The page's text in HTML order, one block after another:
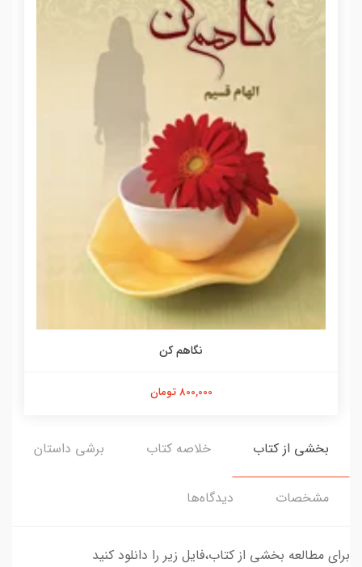
نگاهم کن
800,000 تومان
بخشی از کتاب خلاصه کتاب برشی داستان
مشخصات دیدگاه‌ها
برای مطالعه بخشی از کتاب،فایل زیر را دانلود کنید